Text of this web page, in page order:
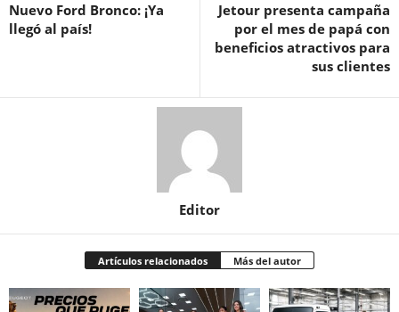
Nuevo Ford Bronco: ¡Ya
llegó al país!
Jetour presenta campaña
por el mes de papá con
beneficios atractivos para
sus clientes
Editor
Artículos relacionados Más del autor